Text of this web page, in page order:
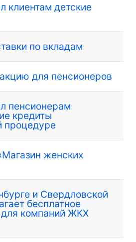
клиентам детские
по вкладам
для пенсионеров
пенсионерам
кредиты
процедуре
женских
и Свердловской
бесплатное
компаний ЖКХ